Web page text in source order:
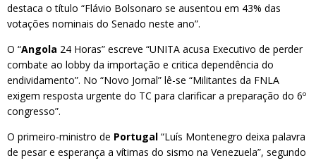
destaca o título “Flávio Bolsonaro se ausentou em 43% das
votações nominais do Senado neste ano”.
O “Angola 24 Horas” escreve “UNITA acusa Executivo de perder
combate ao lobby da importação e critica dependência do
endividamento”. No “Novo Jornal” lê-se “Militantes da FNLA
exigem resposta urgente do TC para clarificar a preparação do 6º
congresso”.
O primeiro-ministro de Portugal “Luís Montenegro deixa palavra
de pesar e esperança a vítimas do sismo na Venezuela”, segundo